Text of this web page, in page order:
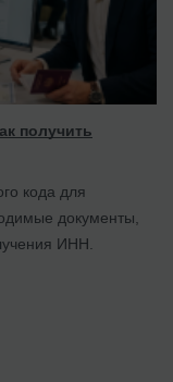
получить
кода для
документы,
ИНН.